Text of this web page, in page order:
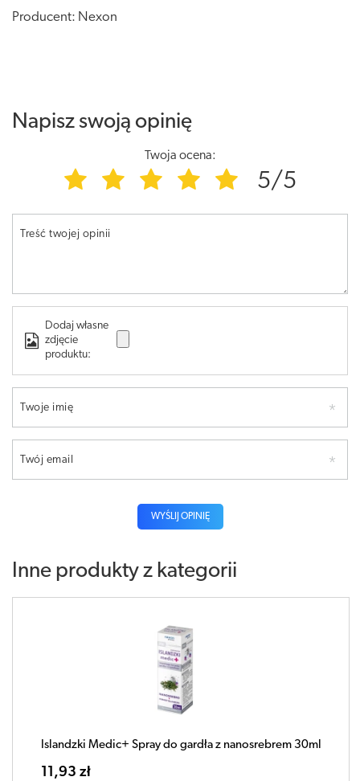
Producent: Nexon
Napisz swoją opinię
Twoja ocena:
5/5
Treść twojej opinii
Dodaj własne
zdjęcie
produktu:
Twoje imię
Twój email
WYŚLIJ OPINIĘ
Inne produkty z kategorii
Islandzki Medic+ Spray do gardła z nanosrebrem 30ml
11,93 zł